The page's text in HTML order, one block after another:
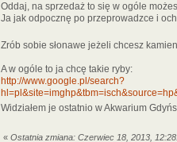
Oddaj, na sprzedaż to się w ogóle
Ja jak odpocznę po przeprowadzce i
Zrób sobie słonawe jeżeli chcesz
A w ogóle to ja chcę takie ryby:
http://www.google.pl/search?
Widziałem je ostatnio w Akwarium
« Ostatnia zmiana: Czerwiec 18, 2013,